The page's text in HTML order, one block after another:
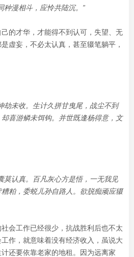
种漫相斗，应怜共陆沉。”
的才华，才能得不到认可，失望、无
虚妄，不必太认真，甚至辍笔躺平，
劫未收。生计久拼甘曳尾，战尘不到
喜游鳞未饵钩。并世既逢杨得意，文
莫认真。百凡灰心方是悟，一无我见
粕，委蜕儿孙自路人。欲脱痴顽应辍
会工作已经很少，抗战胜利后也不太
作，就意味着没有经济收入，虽说大
还要依靠老家的地租。因为远离家